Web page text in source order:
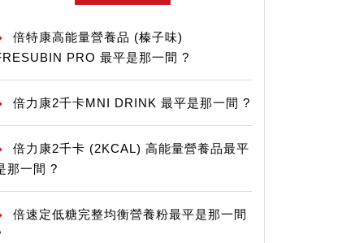
倍特康高能量營養品 (榛子味)
PRO 最平是那一間 ?
倍力康2千卡MNI DRINK 最平是那一間 ?
倍力康2千卡 (2KCAL) 高能量營養品最平
那一間 ?
倍速定低糖完整均衡營養粉最平是那一間